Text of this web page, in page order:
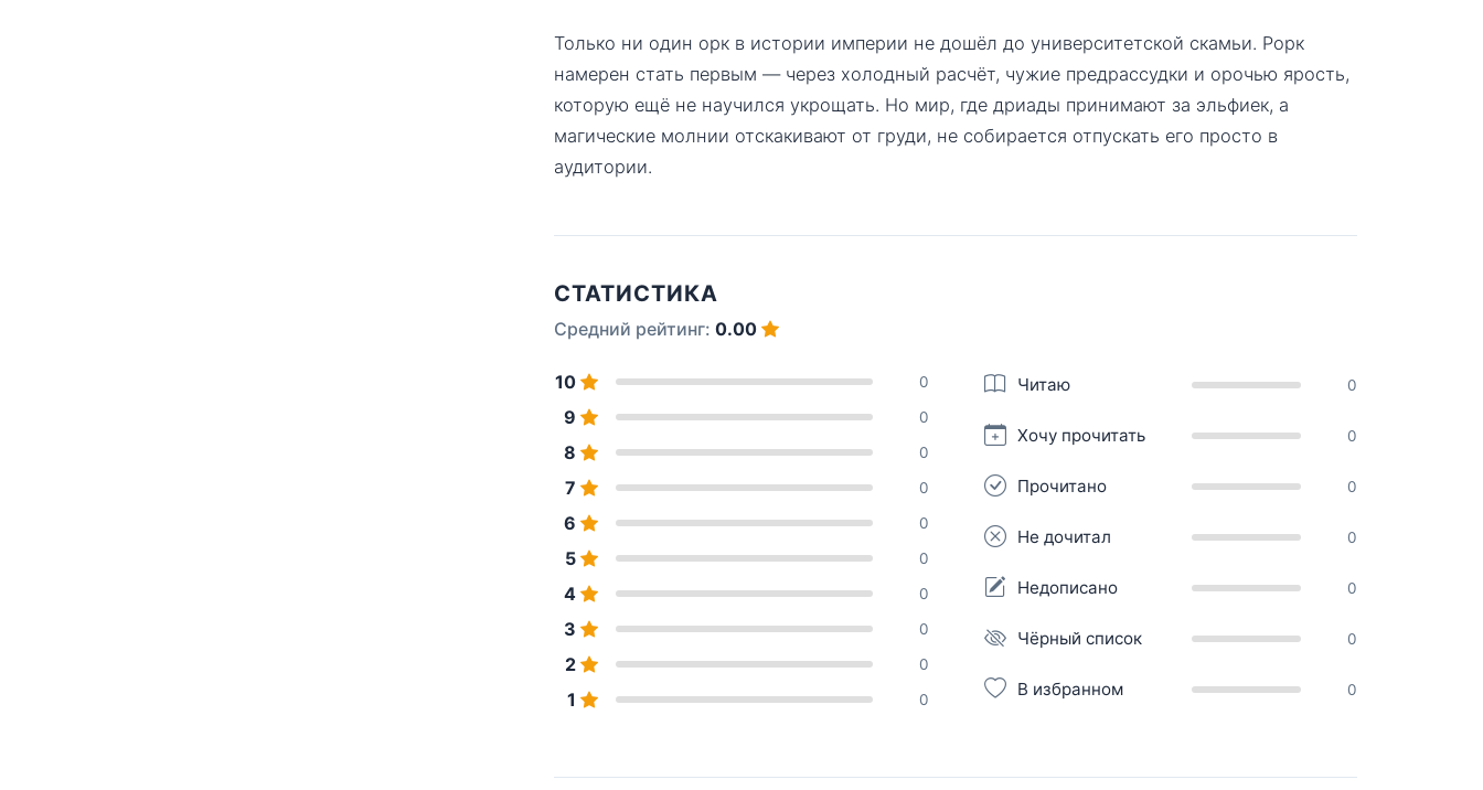
Только ни один орк в истории империи не дошёл до университетской скамьи. Рорк
намерен стать первым — через холодный расчёт, чужие предрассудки и орочью ярость,
которую ещё не научился укрощать. Но мир, где дриады принимают за эльфиек, а
магические молнии отскакивают от груди, не собирается отпускать его просто в
аудитории.
СТАТИСТИКА
Средний рейтинг: 0.00
10 0
9 0
8 0
7 0
6 0
5 0
4 0
3 0
2 0
1 0
Читаю 0
Хочу прочитать 0
Прочитано 0
Не дочитал 0
Недописано 0
Чёрный список 0
В избранном 0